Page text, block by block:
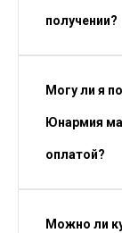
получении?
Могу ли я
Юнармия
оплатой?
Можно ли